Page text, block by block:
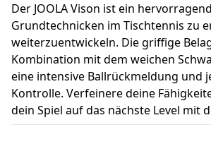
Der JOOLA Vison ist ein
Grundtechnicken im Tischtennis zu
weiterzuentwickeln. Die griffige
Kombination mit dem weichen
eine intensive Ballrückmeldung und
Kontrolle. Verfeinere deine
dein Spiel auf das nächste Level mit